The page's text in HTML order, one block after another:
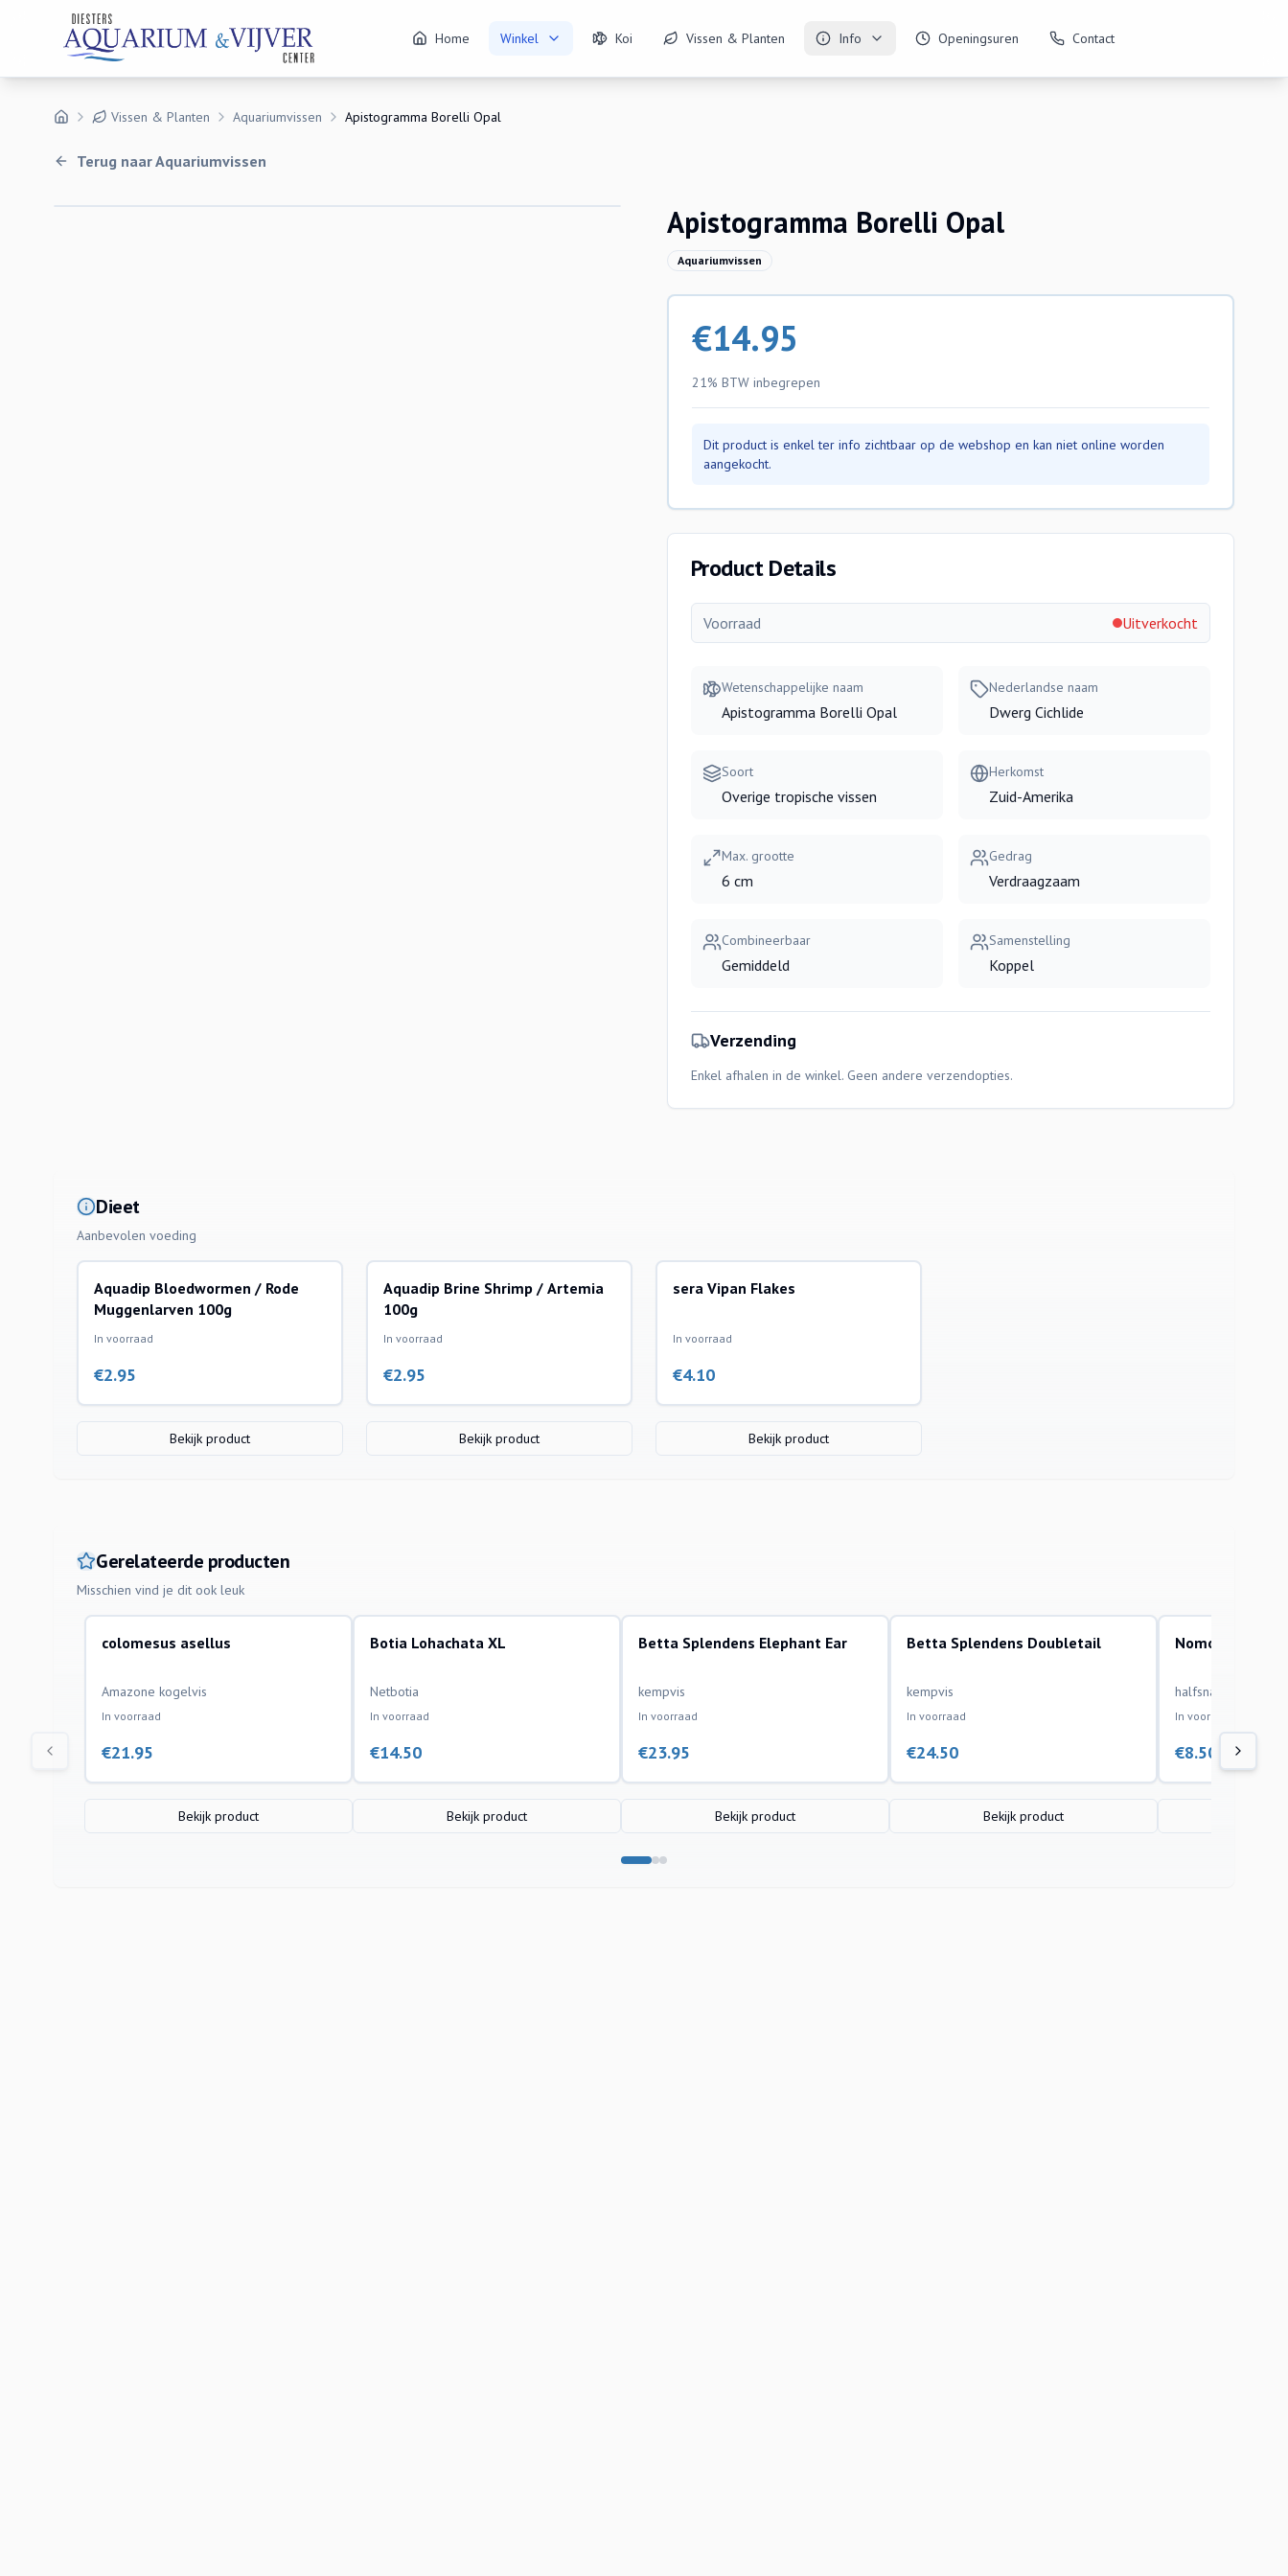
Home Winkel Koi Vissen & Planten Info Openingsuren Contact
Vissen & Planten Aquariumvissen Apistogramma Borelli Opal
Terug naarAquariumvissen
Apistogramma Borelli Opal
Aquariumvissen
€14.95
21% BTW inbegrepen
Dit product is enkel ter info zichtbaar op de webshop en kan niet online worden
aangekocht.
Product Details
Voorraad Uitverkocht
Wetenschappelijke naam
Apistogramma Borelli Opal
Nederlandse naam
Dwerg Cichlide
Soort
Overige tropische vissen
Herkomst
Zuid-Amerika
Max. grootte
6 cm
Gedrag
Verdraagzaam
Combineerbaar
Gemiddeld
Samenstelling
Koppel
Verzending
Enkel afhalen in de winkel. Geen andere verzendopties.
Dieet
Aanbevolen voeding
Aquadip Bloedwormen / Rode
Muggenlarven 100g
In voorraad
€2.95
Bekijk product
Aquadip Brine Shrimp / Artemia
100g
In voorraad
€2.95
Bekijk product
sera Vipan Flakes
In voorraad
€4.10
Bekijk product
Gerelateerde producten
Misschien vind je dit ook leuk
aquariumvissen
colomesus asellus
Amazone kogelvis
In voorraad
€21.95
Bekijk product
aquariumvissen
Botia Lohachata XL
Netbotia
In voorraad
€14.50
Bekijk product
aquariumvissen
Betta Splendens Elephant Ear
kempvis
In voorraad
€23.95
Bekijk product
aquariumvissen
Betta Splendens Doubletail
kempvis
In voorraad
€24.50
Bekijk product
aquariumvissen
halfsnavelbek
In voorraad
€8.50